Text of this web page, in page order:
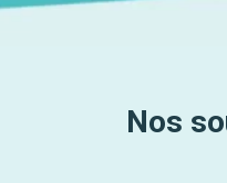
Nos